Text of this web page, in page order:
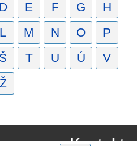
D E F G
H
L M N O
P
Š T U Ú
V
Ž